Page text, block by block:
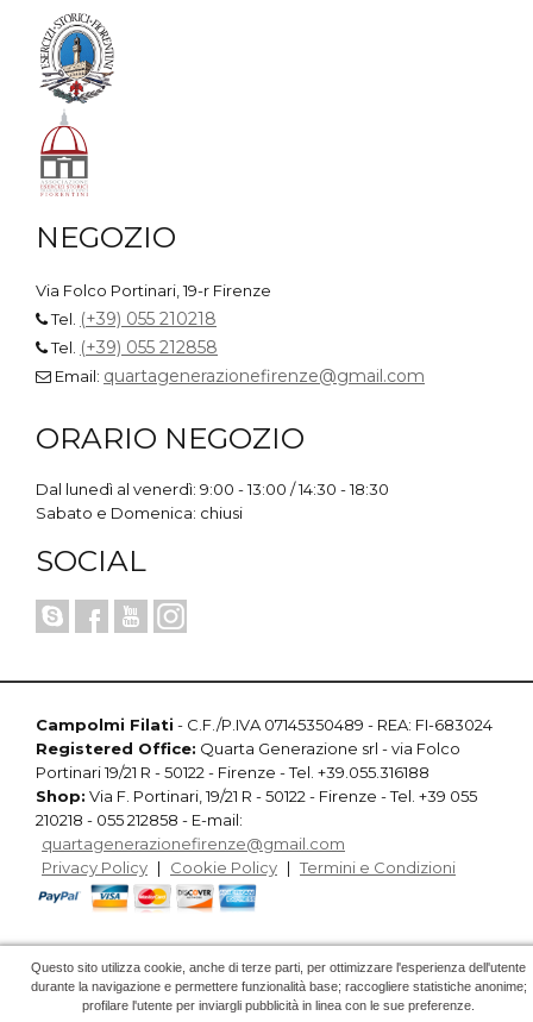
Questo sito utilizza cookie, anche di terze parti, per ottimizzare l'esperienza dell'utente
durante la navigazione e permettere funzionalità base; raccogliere statistiche anonime;
profilare l'utente per inviargli pubblicità in linea con le sue preferenze.
NEGOZIO
Via Folco Portinari, 19-r Firenze
Tel. (+39) 055 210218
Tel. (+39) 055 212858
Email: quartagenerazionefirenze@gmail.com
ORARIO NEGOZIO
Dal lunedì al venerdì: 9:00 - 13:00 / 14:30 - 18:30
Sabato e Domenica: chiusi
SOCIAL
Campolmi Filati - C.F./P.IVA 07145350489 - REA: FI-683024
Registered Office: Quarta Generazione srl - via Folco
Portinari 19/21 R - 50122 - Firenze - Tel. +39.055.316188
Shop: Via F. Portinari, 19/21 R - 50122 - Firenze - Tel. +39 055
210218 - 055 212858 - E-mail:
quartagenerazionefirenze@gmail.com
Privacy Policy | Cookie Policy | Termini e Condizioni